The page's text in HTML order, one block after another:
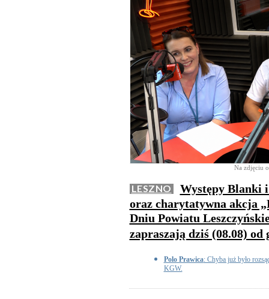
Na zdjęciu
LESZNO
Występy Blanki
oraz charytatywna akcja
Dniu Powiatu
zapraszają dziś (08.08) od
Polo Prawica: Chyba już było
KGW.